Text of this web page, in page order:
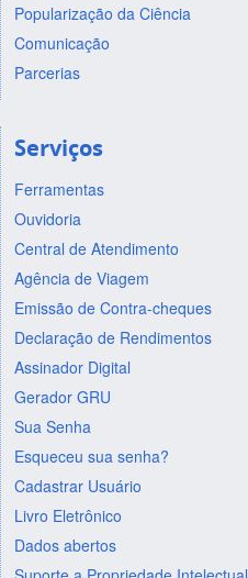
Popularização da Ciência
Comunicação
Parcerias
Serviços
Ferramentas
Ouvidoria
Central de Atendimento
Agência de Viagem
Emissão de Contra-cheques
Declaração de Rendimentos
Assinador Digital
Gerador GRU
Sua Senha
Esqueceu sua senha?
Cadastrar Usuário
Livro Eletrônico
Dados abertos